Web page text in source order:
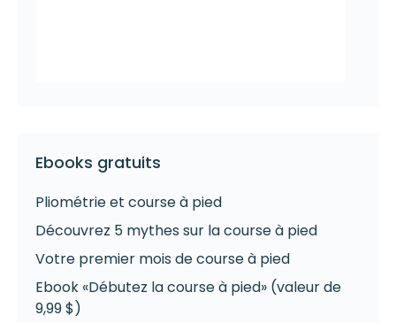
Ebooks gratuits
Pliométrie et course à pied
Découvrez 5 mythes sur la course à pied
Votre premier mois de course à pied
Ebook «Débutez la course à pied» (valeur de
9,99 $)